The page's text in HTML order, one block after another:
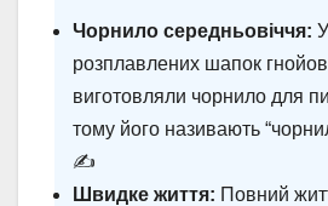
Чорнило середньовіччя:
розплавлених шапок
виготовляли чорнило для
тому його називають
✍️
Швидке життя: Повний